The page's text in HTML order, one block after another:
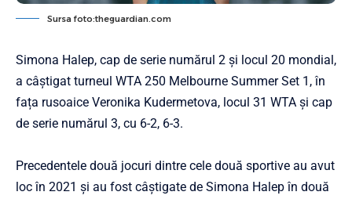
Sursa foto:theguardian.com
Simona Halep, cap de serie numărul 2 şi locul 20 mondial,
a câștigat turneul WTA 250 Melbourne Summer Set 1, în
fața rusoaice Veronika Kudermetova, locul 31 WTA şi cap
de serie numărul 3, cu 6-2, 6-3.
Precedentele două jocuri dintre cele două sportive au avut
loc în 2021 și au fost câștigate de Simona Halep în două